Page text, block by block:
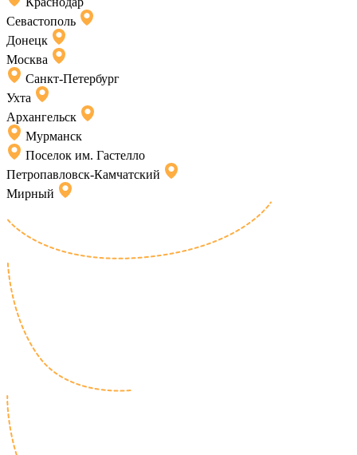
Севастополь
Донецк
Москва
Санкт-Петербург
Ухта
Архангельск
Мурманск
Поселок им. Гастелло
Петропавловск-Камчатский
Мирный